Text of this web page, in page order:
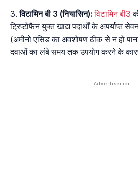
विटामिन बी 3 (नियासिन): विटामिन बी3
ट्रिप्टोफैन युक्त खाद्य पदार्थों के अपर्याप्त
(अमीनो एसिड का अवशोषण ठीक से न हो
दवाओं का लंबे समय तक उपयोग करने के